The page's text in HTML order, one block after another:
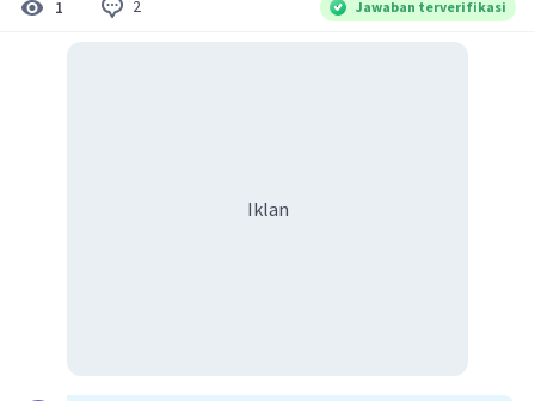
1 2 Jawaban terverifikasi
Iklan